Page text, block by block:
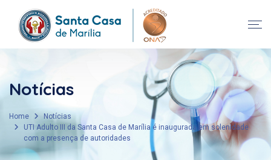
Notícias
Home
Notícias
UTI Adulto III da Santa Casa de Marília é inaugurada em solenidade
com a presença de autoridades